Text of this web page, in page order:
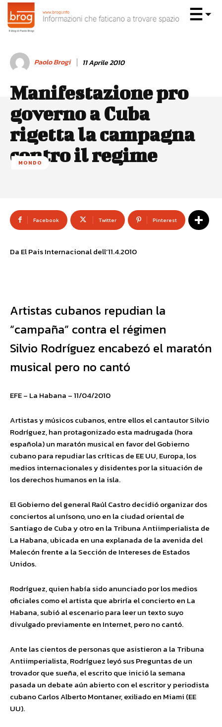
Paolo Brogi 11 Aprile 2010
Manifestazione pro
governo a Cuba
rigetta la campagna
contro il regime
MONDO
Facebook Twitter Pinterest
Da El Pais Internacional dell’11.4.2010
Artistas cubanos repudian la
“campaña” contra el régimen
Silvio Rodríguez encabezó el maratón
musical pero no cantó
EFE – La Habana – 11/04/2010
Artistas y músicos cubanos, entre ellos el cantautor Silvio
Rodríguez, han protagonizado esta madrugada (hora
española) un maratón musical en favor del Gobierno
cubano para repudiar las críticas de EE UU, Europa, los
medios internacionales y disidentes por la situación de
los derechos humanos en la isla.
El Gobierno del general Raúl Castro decidió organizar dos
conciertos al unísono, uno en la ciudad oriental de
Santiago de Cuba y otro en la Tribuna Antiimperialista de
La Habana, ubicada en una explanada de la avenida del
Malecón frente a la Sección de Intereses de Estados
Unidos.
Rodríguez, quien había sido anunciado por los medios
oficiales como el artista que abriría el concierto en La
Habana, subió al escenario para leer un texto suyo
divulgado previamente en Internet, pero no cantó.
Ante las cientos de personas que asistieron a la Tribuna
Antiimperialista, Rodríguez leyó sus Preguntas de un
trovador que sueña, el escrito que inició la semana
pasada un debate aún abierto con el escritor y periodista
cubano Carlos Alberto Montaner, exiliado en Miami (EE
UU).